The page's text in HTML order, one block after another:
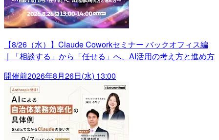
【8/26（水）】Claude Coworkセミナー バックオフィス編
｜「相談する」から「任せる」へ、AI活用の考え方と進め方
開催前2026年8月26日(水) 13:00